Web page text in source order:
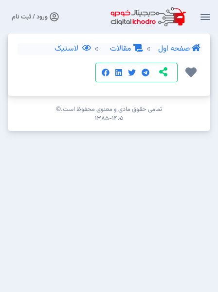
ورود / ثبت نام
صفحه اول مقالات لاستیک
تمامی حقوق مادی و معنوی محفوظ است.©
۱۳۸۵-۱۴۰۵